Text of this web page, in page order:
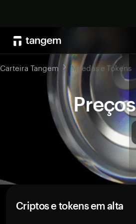
Carteira Tangem Moedas e Tokens
Criptos e tokens em alta